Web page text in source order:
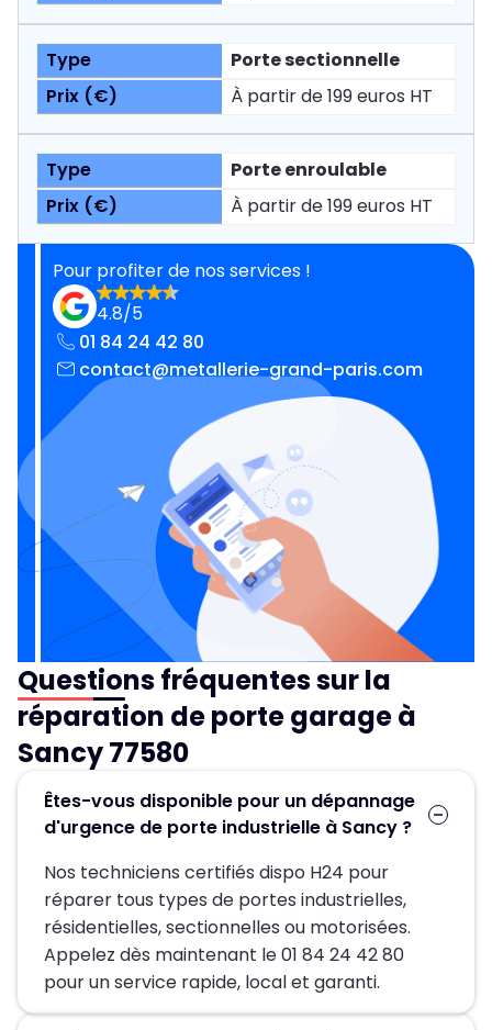
Porte sectionnelle
À partir de 199 euros HT
Porte enroulable
À partir de 199 euros HT
Pour profiter de nos services !
4.8/5
01 84 24 42 80
contact@metallerie-grand-paris.com
Questions fréquentes sur la
réparation de porte garage à
Sancy 77580
Êtes-vous disponible pour un dépannage
d'urgence de porte industrielle à Sancy ?
Nos techniciens certifiés dispo H24 pour
réparer tous types de portes industrielles,
résidentielles, sectionnelles ou motorisées.
Appelez dès maintenant le 01 84 24 42 80
pour un service rapide, local et garanti.